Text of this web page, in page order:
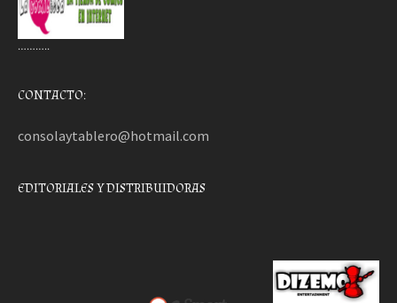
………..
CONTACTO:
consolaytablero@hotmail.com
EDITORIALES Y DISTRIBUIDORAS